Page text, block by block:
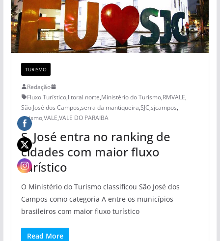
TURISMO
Redação
Fluxo Turístico,litoral norte,Ministério do Turismo,RMVALE,
São José dos Campos,serra da mantiqueira,SJC,sjcampos,
turismo,VALE,VALE DO PARAIBA
S. José entra no ranking de
cidades com maior fluxo
turístico
O Ministério do Turismo classificou São José dos
Campos como categoria A entre os municípios
brasileiros com maior fluxo turístico
Read More